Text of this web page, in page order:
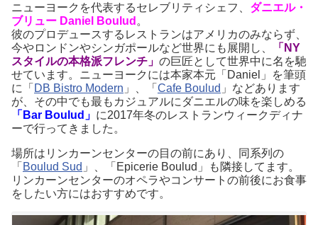
ニューヨークを代表するセレブリティシェフ、 ダニエル・
ブリュー Daniel Boulud 。
彼のプロデュースするレストランはアメリカのみならず、
今やロンドンやシンガポールなど世界にも展開し、
「NY
スタイルの本格派フレンチ」 の巨匠として世界中に名を馳
せています。ニューヨークには本家本元「Daniel」を筆頭
に「 DB Bistro Modern 」、「 Cafe Boulud 」などあります
が、その中でも最もカジュアルにダニエルの味を楽しめる
「Bar Boulud」 に2017年冬のレストランウィークディナ
ーで行ってきました。
場所はリンカーンセンターの目の前にあり、同系列の
「 Boulud Sud 」、「Epicerie Boulud」も隣接してます。
リンカーンセンターのオペラやコンサートの前後にお食事
をしたい方にはおすすめです。